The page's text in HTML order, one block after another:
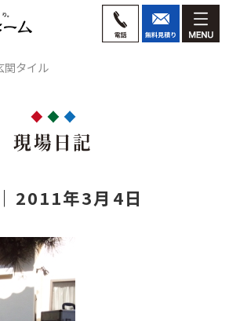
関タイル
現場日記
2011年3月4日